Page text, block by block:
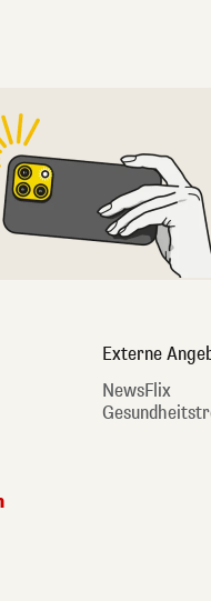
Externe
NewsFlix